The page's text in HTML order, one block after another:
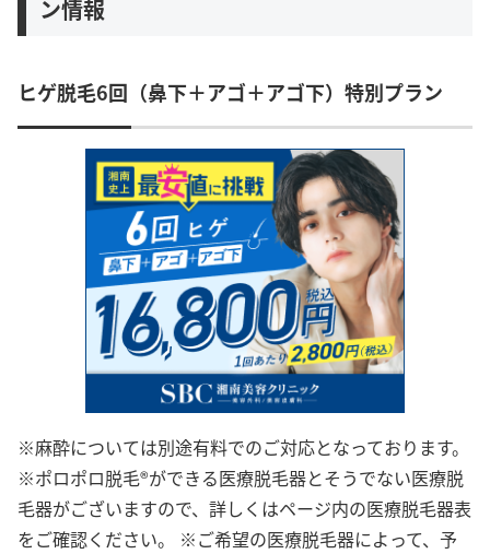
ン情報
ヒゲ脱毛6回（鼻下＋アゴ＋アゴ下）特別プラン
※麻酔については別途有料でのご対応となっております。
※ポロポロ脱毛®ができる医療脱毛器とそうでない医療脱
毛器がございますので、詳しくはページ内の医療脱毛器表
をご確認ください。 ※ご希望の医療脱毛器によって、予